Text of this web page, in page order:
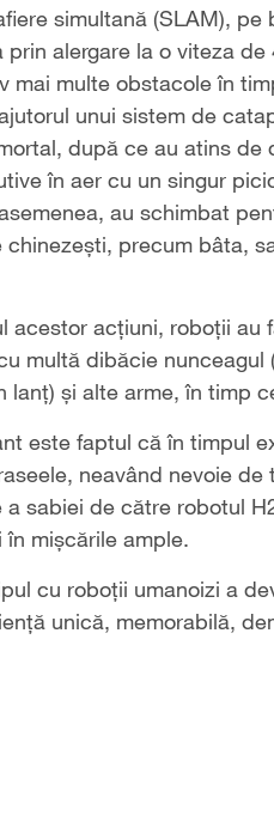
simultană (SLAM),
prin alergare la o viteza
mai multe obstacole în
unui sistem de
după ce au atins de
în aer cu un singur
au schimbat
chinezești, precum bâta,
acestor acțiuni, roboții au
multă dibăcie
lanț) și alte arme, în timp
este faptul că în timpul
neavând nevoie
a sabiei de către robotul
în mișcările ample.
cu roboții umanoizi a
unică, memorabilă,